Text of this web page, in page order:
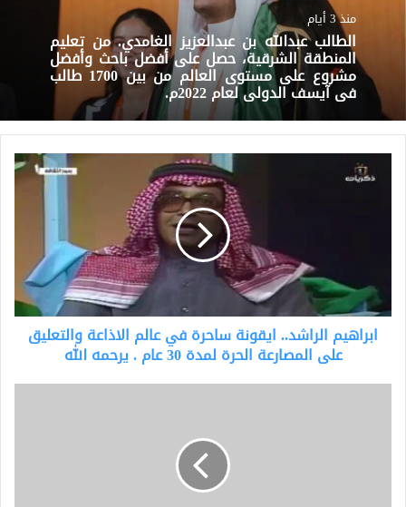
منذ 3 أيام
الطالب عبدالله بن عبدالعزيز الغامدي. من تعليم
المنطقة الشرقية، حصل على أفضل باحث وأفضل
مشروع على مستوى العالم من بين 1700 طالب
في آيسف الدولي لعام 2022م.
ابراهيم
الراشد..
والتعليق
على
المصارعة
30
ابراهيم الراشد.. ايقونة ساحرة في عالم الاذاعة والتعليق
على المصارعة الحرة لمدة 30 عام . يرحمه الله